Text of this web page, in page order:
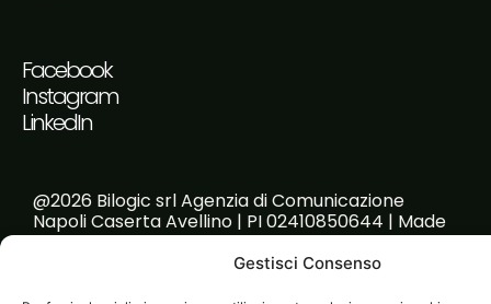
Gestisci Consenso
Facebook
Instagram
LinkedIn
@2026 Bilogic srl Agenzia di Comunicazione
Napoli Caserta Avellino | PI 02410850644 | Made
with passion!